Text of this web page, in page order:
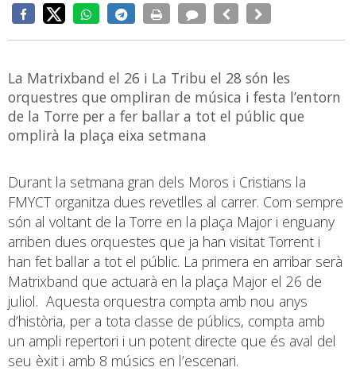
La Matrixband el 26 i La Tribu el 28 són les
orquestres que ompliran de música i festa l’entorn
de la Torre per a fer ballar a tot el públic que
omplirà la plaça eixa setmana
Durant la setmana gran dels Moros i Cristians la
FMYCT organitza dues revetlles al carrer. Com sempre
són al voltant de la Torre en la plaça Major i enguany
arriben dues orquestes que ja han visitat Torrent i
han fet ballar a tot el públic. La primera en arribar serà
Matrixband que actuarà en la plaça Major el 26 de
juliol. Aquesta orquestra compta amb nou anys
d’història, per a tota classe de públics, compta amb
un ampli repertori i un potent directe que és aval del
seu èxit i amb 8 músics en l’escenari.